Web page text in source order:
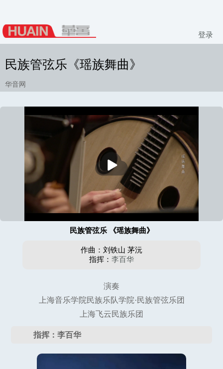
登录
民族管弦乐《瑶族舞曲》
华音网
放
民族管弦乐 《瑶族舞曲》
作曲：刘铁山 茅沅
指挥： 李百华
演奏
上海音乐学院民族乐队学院·民族管弦乐团
上海飞云民族乐团
指挥：李百华